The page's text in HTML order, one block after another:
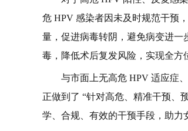
危 HPV 感染者因未及时规范干预
量，促进病毒转阴，避免病变进一
毒，降低术后复发风险，实现全方
与市面上无高危 HPV 适应症
正做到了 “针对高危、精准干预、
学、合规、有效的干预手段，助力